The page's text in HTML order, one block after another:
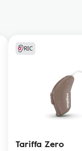
RIC
Tariffa Zero